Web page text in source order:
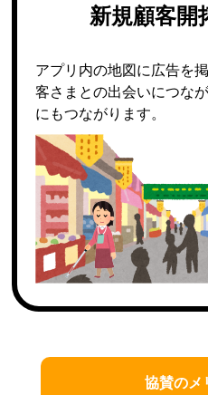
新規顧客開
アプリ内の地図に広告を
客さまとの出会いにつな
にもつながります。
協賛のメ